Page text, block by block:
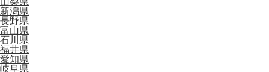
新潟県
長野県
富山県
石川県
福井県
愛知県
岐阜県